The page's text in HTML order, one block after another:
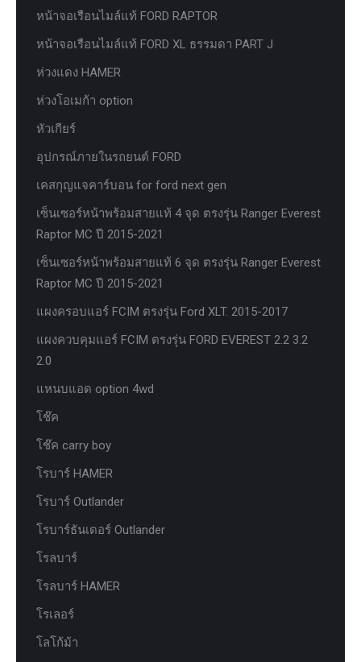
หน้าจอเรือนไมล์แท้ FORD RAPTOR
หน้าจอเรือนไมล์แท้ FORD XL ธรรมดา PART J
ห่วงแดง HAMER
ห่วงโอเมก้า option
หัวเกียร์
อุปกรณ์ภายในรถยนต์ FORD
เคสกุญแจคาร์บอน for ford next gen
เซ็นเซอร์หน้าพร้อมสายแท้ 4 จุด ตรงรุ่น Ranger Everest
Raptor MC ปี 2015-2021
เซ็นเซอร์หน้าพร้อมสายแท้ 6 จุด ตรงรุ่น Ranger Everest
Raptor MC ปี 2015-2021
แผงครอบแอร์ FCIM ตรงรุ่น Ford XLT. 2015-2017
แผงควบคุมแอร์ FCIM ตรงรุ่น FORD EVEREST 2.2 3.2
2.0
แหนบแอด option 4wd
โช๊ค
โช๊ค carry boy
โรบาร์ HAMER
โรบาร์ Outlander
โรบาร์ธันเดอร์ Outlander
โรลบาร์
โรลบาร์ HAMER
โรเลอร์
โลโก้ม้า